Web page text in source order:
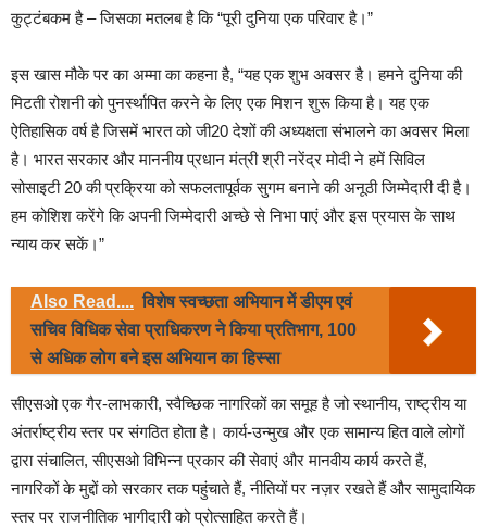
कुट्टंबकम है – जिसका मतलब है कि “पूरी दुनिया एक परिवार है।”
इस खास मौके पर का अम्मा का कहना है, “यह एक शुभ अवसर है। हमने दुनिया की
मिटती रोशनी को पुनर्स्थापित करने के लिए एक मिशन शुरू किया है। यह एक
ऐतिहासिक वर्ष है जिसमें भारत को जी20 देशों की अध्यक्षता संभालने का अवसर मिला
है। भारत सरकार और माननीय प्रधान मंत्री श्री नरेंद्र मोदी ने हमें सिविल
सोसाइटी 20 की प्रक्रिया को सफलतापूर्वक सुगम बनाने की अनूठी जिम्मेदारी दी है।
हम कोशिश करेंगे कि अपनी जिम्मेदारी अच्छे से निभा पाएं और इस प्रयास के साथ
न्याय कर सकें।”
Also Read.... विशेष स्वच्छता अभियान में डीएम एवं
सचिव विधिक सेवा प्राधिकरण ने किया प्रतिभाग, 100
से अधिक लोग बने इस अभियान का हिस्सा
सीएसओ एक गैर-लाभकारी, स्वैच्छिक नागरिकों का समूह है जो स्थानीय, राष्ट्रीय या
अंतर्राष्ट्रीय स्तर पर संगठित होता है। कार्य-उन्मुख और एक सामान्य हित वाले लोगों
द्वारा संचालित, सीएसओ विभिन्न प्रकार की सेवाएं और मानवीय कार्य करते हैं,
नागरिकों के मुद्दों को सरकार तक पहुंचाते हैं, नीतियों पर नज़र रखते हैं और सामुदायिक
स्तर पर राजनीतिक भागीदारी को प्रोत्साहित करते हैं।